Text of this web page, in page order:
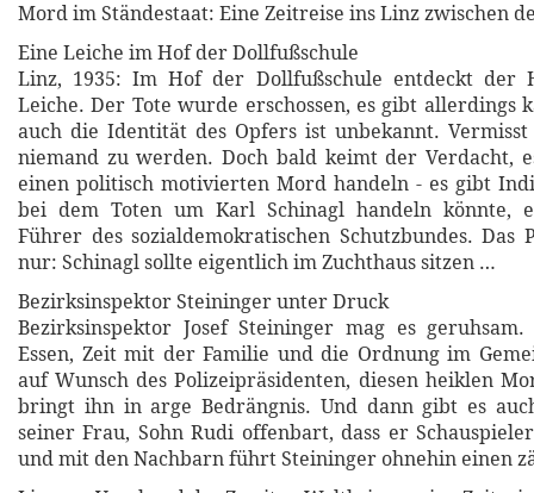
Mord im Ständestaat: Eine Zeitreise ins Linz zwischen
Eine Leiche im Hof der Dollfußschule
Linz, 1935: Im Hof der Dollfußschule entdeckt der
Leiche. Der Tote wurde erschossen, es gibt allerdings
auch die Identität des Opfers ist unbekannt.
niemand zu werden. Doch bald keimt der Verdacht,
einen politisch motivierten Mord handeln - es gibt
bei dem Toten um Karl Schinagl handeln könnte,
Führer des sozialdemokratischen Schutzbundes. Das
nur: Schinagl sollte eigentlich im Zuchthaus sitzen …
Bezirksinspektor Steininger unter Druck
Bezirksinspektor Josef Steininger mag es
Essen, Zeit mit der Familie und die Ordnung im
auf Wunsch des Polizeipräsidenten, diesen heiklen
bringt ihn in arge Bedrängnis. Und dann gibt es
seiner Frau, Sohn Rudi offenbart, dass er
und mit den Nachbarn führt Steininger ohnehin einen